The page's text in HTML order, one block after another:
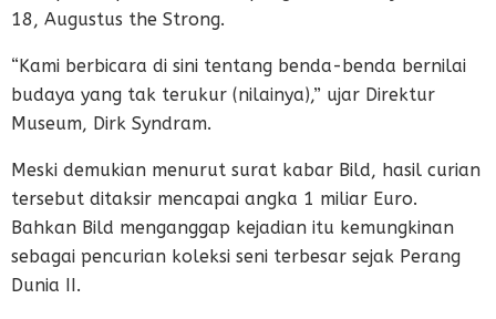
18, Augustus the Strong.
“Kami berbicara di sini tentang benda-benda bernilai
budaya yang tak terukur (nilainya),” ujar Direktur
Museum, Dirk Syndram.
Meski demukian menurut surat kabar Bild, hasil curian
tersebut ditaksir mencapai angka 1 miliar Euro.
Bahkan Bild menganggap kejadian itu kemungkinan
sebagai pencurian koleksi seni terbesar sejak Perang
Dunia II.